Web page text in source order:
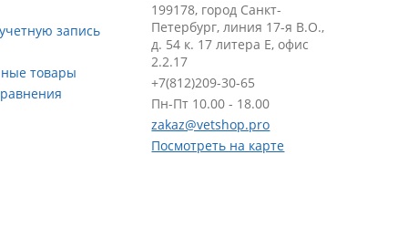
запись
товары
199178, город Санкт-
Петербург, линия 17-я В.О.,
д. 54 к. 17 литера Е, офис
2.2.17
+7(812)209-30-65
Пн-Пт 10.00 - 18.00
zakaz@vetshop.pro
Посмотреть на карте